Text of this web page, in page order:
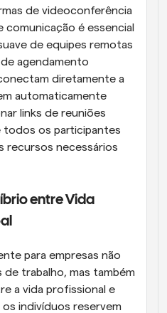
de videoconferência
é essencial
de equipes remotas
agendamento
diretamente a
automaticamente
links de reuniões
todos os participantes
recursos necessários
entre Vida
para empresas não
de trabalho, mas também
a vida profissional e
indivíduos reservem